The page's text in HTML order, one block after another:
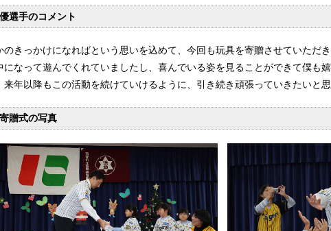
選手のコメント
のきっかけになればという思いを込めて、今回も玩具を寄贈させていただ
になって遊んでくれていましたし、喜んでいる姿を見ることができて僕も
来年以降もこの活動を続けていけるように、引き続き頑張っていきたいと思
贈式の写真